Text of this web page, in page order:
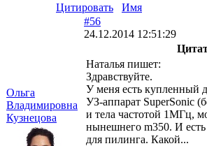
Цитировать
Имя
Ольга
Владимировна
Кузнецова
#56
24.12.2014 12:51:29
Наталья пишет:
Здравствуйте.
У меня есть купленный
УЗ-аппарат SuperSonic
и тела частотой 1МГц,
нынешнего m350. И
для пилинга. Какой...